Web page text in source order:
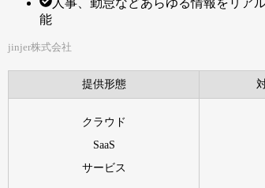
人事、勤怠などあらゆる情報をリア
能
jinjer株式会社
提供形態
クラウド
SaaS
サービス